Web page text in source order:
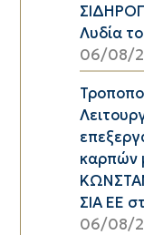
Λυδία
06/08/
καρπών
ΣΙΑ ΕΕ
06/08/